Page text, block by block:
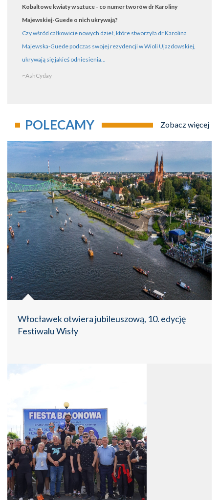
Kobaltowe kwiaty w sztuce - co numer tworów dr Karoliny
Majewskiej-Guede o nich ukrywają?
Czy wśród całkowicie nowych dzieł, które stworzyła dr Karolina
Majewska-Guede podczas swojej rezydencji w Wioli Ujazdowskiej,
ukrywają się jakieś odniesienia...
~AshCyday
POLECAMY Zobacz więcej
Włocławek otwiera jubileuszową, 10. edycję
Festiwalu Wisły